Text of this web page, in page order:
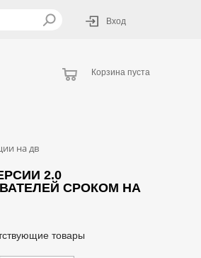
Вход
Корзина пуста
на дв
2.0
СРОКОМ НА
товары